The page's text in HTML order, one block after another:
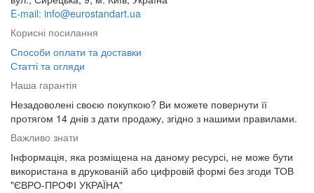
E-mail: info@eurostandart.ua
Корисні посилання
Способи оплати та доставки
Статті та огляди
Наша гарантія
Незадоволені своєю покупкою? Ви можете повернути її
протягом 14 днів з дати продажу, згідно з нашими правилами.
Важливо знати
Інформація, яка розміщена на даному ресурсі, не може бути
використана в друкованій або цифровій формі без згоди ТОВ
"ЄВРО-ПРОФІ УКРАЇНА"